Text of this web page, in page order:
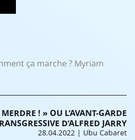
ça marche ? Myriam
! » OU L’AVANT-GARDE
D’ALFRED JARRY
28.04.2022 | Ubu Cabaret